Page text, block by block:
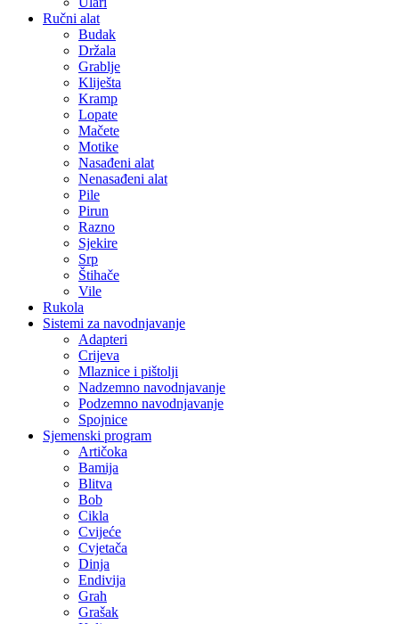
Ručni alat
Budak
Držala
Grablje
Kliješta
Kramp
Lopate
Mačete
Motike
Nasađeni alat
Nenasađeni alat
Pile
Pirun
Razno
Sjekire
Srp
Štihače
Vile
Rukola
Sistemi za navodnjavanje
Adapteri
Crijeva
Mlaznice i pištolji
Nadzemno navodnjavanje
Podzemno navodnjavanje
Spojnice
Sjemenski program
Artičoka
Bamija
Blitva
Bob
Cikla
Cvijeće
Cvjetača
Dinja
Endivija
Grah
Grašak